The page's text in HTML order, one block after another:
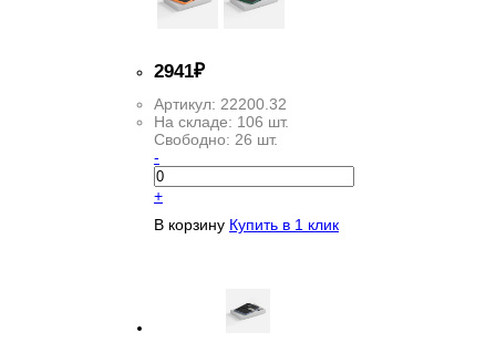
2941₽
Артикул: 22200.32
На складе: 106 шт.
Свободно: 26 шт.
-
+
В корзину Купить в 1 клик